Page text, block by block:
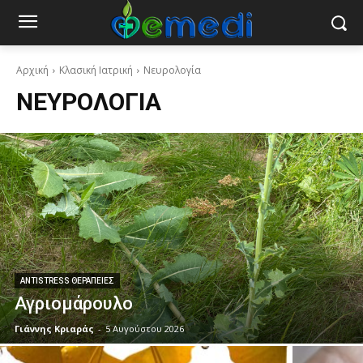
Αρχική Κλασική Ιατρική Νευρολογία
ΝΕΥΡΟΛΟΓΊΑ
ANTISTRESS ΘΕΡΑΠΕΊΕΣ
Αγριομάρουλο
Γιάννης Κριαράς - 5 Αυγούστου 2026